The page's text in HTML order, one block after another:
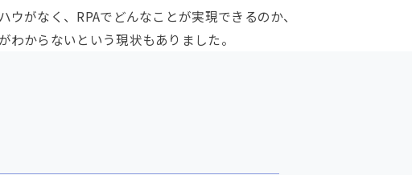
ウがなく、RPAでどんなことが実現できるのか、
わからないという現状もありました。